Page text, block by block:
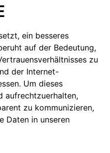
ein besseres
auf der Bedeutung,
zu
der Internet-
Um dieses
aufrechtzuerhalten,
zu kommunizieren,
Daten in unseren